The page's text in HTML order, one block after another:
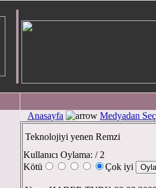
Anasayfa Medyadan
Teknolojiyi yenen Remzi
Kullanıcı Oylama: / 2
Kötü
Çok iyi